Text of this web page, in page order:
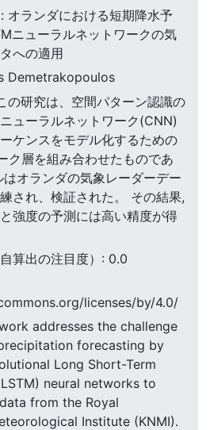
オランダにおける短期降水予
ニューラルネットワークの気
への適用
Demetrakopoulos
の研究は、空間パターン認識の
ューラルネットワーク(CNN)
ケンスをモデル化するための
ク層を組み合わせたものであ
オランダの気象レーダーデー
され、検証された。 その結果,
強度の予測には高い精度が得
算出の注目度）: 0.0
licenses/by/4.0/
addresses the challenge
forecasting by
Long Short-Term
neural networks to
from the Royal
Institute (KNMI).